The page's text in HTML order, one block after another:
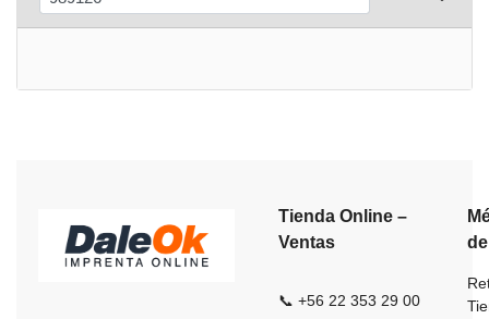
Tienda Online –
Ventas
📞 +56 22 353 29 00